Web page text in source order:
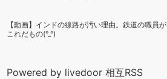
【動画】インドの線路が汚い理由。鉄道の職員が
これだもの(°_°)
Powered by livedoor 相互RSS